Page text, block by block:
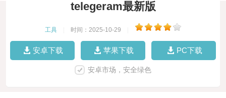
telegeram最新版
工具 时间：2025-10-29
安卓下载 苹果下载 PC下载
安卓市场，安全绿色